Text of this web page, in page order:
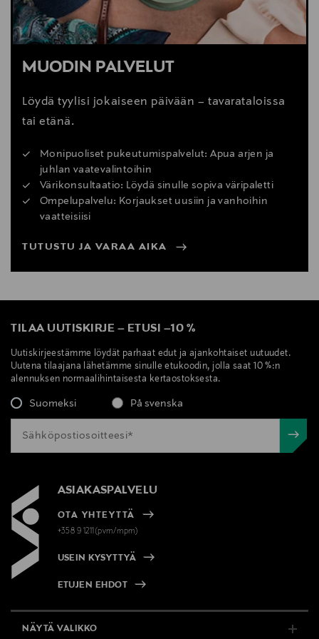
MUODIN PALVELUT
Löydä tyylisi jokaiseen päivään – tavarataloissa
tai etänä.
Monipuoliset pukeutumispalvelut: Apua arjen ja
juhlan vaatevalintoihin
Värikonsultaatio: Löydä sinulle sopiva väripaletti
Ompelupalvelu: Korjaukset uusiin ja vanhoihin
vaatteisiisi
TUTUSTU JA VARAA AIKA
TILAA UUTISKIRJE – ETUSI –10 %
Uutiskirjeestämme löydät parhaat edut ja ajankohtaiset uutuudet.
Uutena tilaajana lähetämme sinulle etukoodin, jolla saat 10 %:n
alennuksen normaalihintaisesta kertaostoksesta.
Suomeksi På svenska
ASIAKASPALVELU
OTA YHTEYTTÄ
+358 9 1211(pvm/mpm)
USEIN KYSYTTYÄ
ETUJEN EHDOT
NÄYTÄ VALIKKO